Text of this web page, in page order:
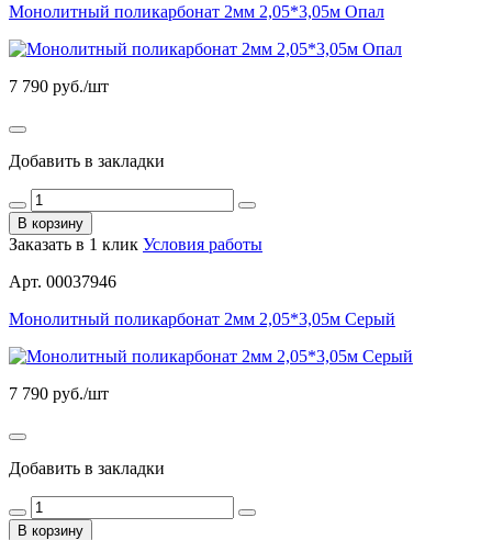
Монолитный поликарбонат 2мм 2,05*3,05м Опал
7 790 руб./шт
Добавить в закладки
В корзину
Заказать в 1 клик Условия работы
Арт. 00037946
Монолитный поликарбонат 2мм 2,05*3,05м Серый
7 790 руб./шт
Добавить в закладки
В корзину